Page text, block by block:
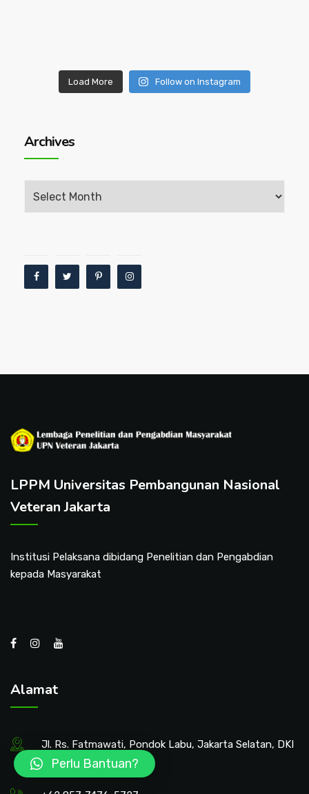
Load More Follow on Instagram
Archives
LPPM Universitas Pembangunan Nasional
Veteran Jakarta
Institusi Pelaksana dibidang Penelitian dan Pengabdian
kepada Masyarakat
Alamat
Jl. Rs. Fatmawati, Pondok Labu, Jakarta Selatan, DKI
Jakarta, 12450
Perlu Bantuan?